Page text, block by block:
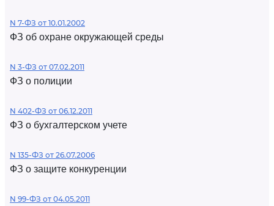
N 7-ФЗ от 10.01.2002
ФЗ об охране окружающей среды
N 3-ФЗ от 07.02.2011
ФЗ о полиции
N 402-ФЗ от 06.12.2011
ФЗ о бухгалтерском учете
N 135-ФЗ от 26.07.2006
ФЗ о защите конкуренции
N 99-ФЗ от 04.05.2011